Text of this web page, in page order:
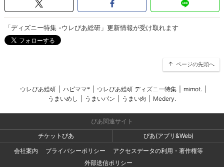
「ディズニー特集 -ウレぴあ総研」更新情報が受け取れます
ページの先頭へ
ウレぴあ総研 ハピママ* ウレぴあ総研 ディズニー特集 mimot.
うまいめし
うまいパン うまい肉 Medery.
ぴあ関連サイト
チケットぴあ
ぴあ(アプリ&Web)
会社案内
プライバシーポリシー
アクセスデータの利用・著作権等
外部送信ポリシー